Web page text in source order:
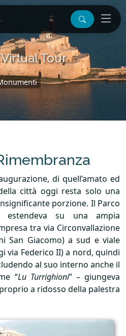
Tour
di quell’amato ed
città oggi resta solo una
porzione. Il Parco
estendeva su una ampia
tra via Circonvallazione
San Giacomo) a sud e viale
via Federico II) a nord, quindi
al suo interno anche il
“Lu Turrighioni” – giungeva
a ridosso della palestra